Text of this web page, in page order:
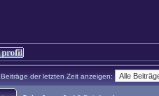
Beiträge der letzten Zeit anzeigen: